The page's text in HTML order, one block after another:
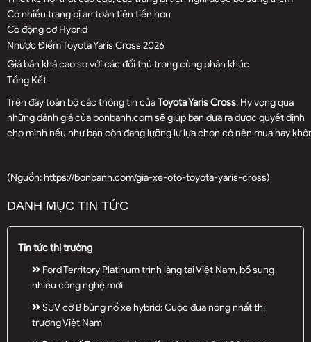
Có nhiều trang bị an toàn tiên tiến hơn
Có động cơ Hybrid
Nhược Điểm Toyota Yaris Cross 2026
Giá bán khá cao so với các đối thủ trong cùng phân khúc
Tổng Kết
Trên đây toàn bộ các thông tin củaToyota Yaris Cross. Hy vọng qua
những đánh giá của bonbanh.com sẽ giúp bạn đưa ra được quyết định
cho mình nếu như bạn còn đang lưỡng lự lựa chọn có nên mua hay
(Nguồn:https://bonbanh.com/gia-xe-oto-toyota-yaris-cross)
DANH MỤC TIN TỨC
Tin tức thị trường
Ford Territory Platinum trình làng tại Việt Nam, bổ sung
nhiều công nghệ mới
SUV cỡ B bùng nổ xe hybrid: Cuộc đua nóng nhất thị
trường Việt Nam